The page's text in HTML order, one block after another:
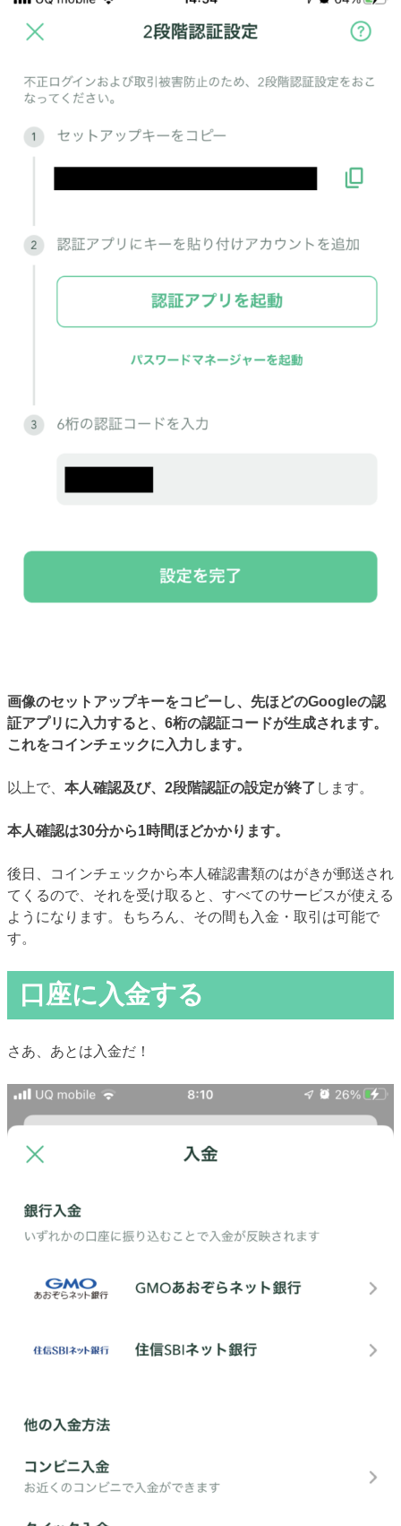
画像のセットアップキーをコピーし、先ほどのGoogleの認
証アプリに入力すると、6桁の認証コードが生成されます。
これをコインチェックに入力します。
以上で、 本人確認及び、2段階認証の設定が終了 します。
本人確認は30分から1時間ほどかかります。
後日、コインチェックから本人確認書類のはがきが郵送され
てくるので、それを受け取ると、すべてのサービスが使える
ようになります。もちろん、その間も入金・取引は可能で
す。
口座に入金する
さあ、あとは入金だ！